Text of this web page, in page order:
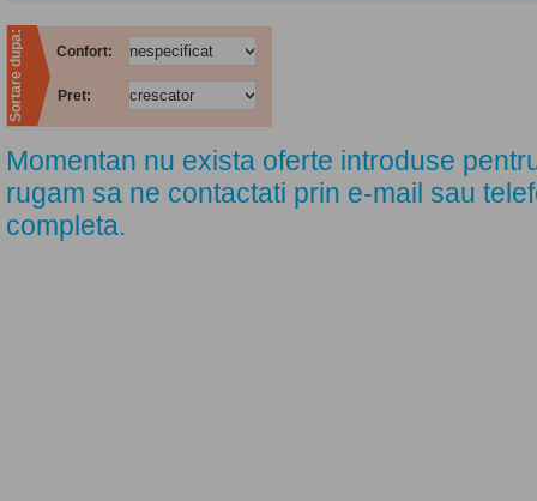
Sortare dupa: Confort:
Pret:
Momentan nu exista oferte introduse
rugam sa ne contactati prin e-mail sau
completa.